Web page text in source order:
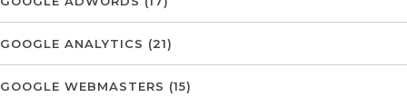
GOOGLE ANALYTICS (21)
GOOGLE WEBMASTERS (15)